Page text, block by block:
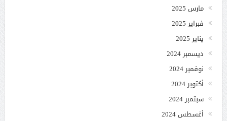
مارس 2025
فبراير 2025
يناير 2025
ديسمبر 2024
نوفمبر 2024
أكتوبر 2024
سبتمبر 2024
أغسطس 2024